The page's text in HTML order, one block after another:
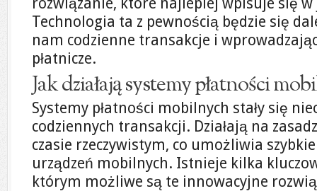
Technologia ta z pewnością będzie się
nam codzienne transakcje i
płatnicze.
Jak działają systemy płatności
Systemy płatności mobilnych stały się
codziennych transakcji. Działają na
czasie rzeczywistym, co umożliwia
urządzeń mobilnych. Istnieje kilka
którym możliwe są te innowacyjne